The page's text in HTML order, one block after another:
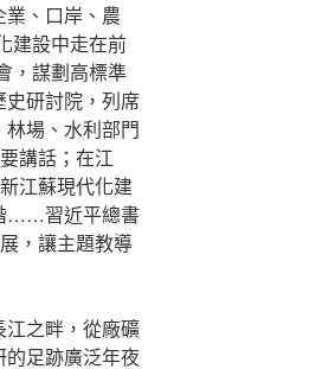
業、口岸、農
建設中走在前
，謀劃高標準
研討院，列席
場、水利部門
講話；在江
江蘇現代化建
……習近平總書
，讓主題教導
之畔，從廠礦
足跡廣泛年夜